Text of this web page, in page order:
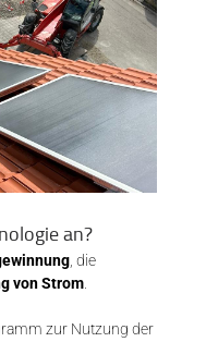
an?
, die
von Strom.
zur Nutzung der